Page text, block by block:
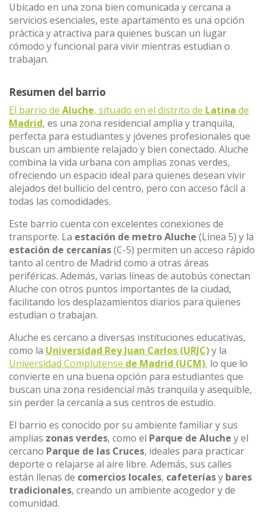
Ubicado en una zona bien comunicada y cercana a
servicios esenciales, este apartamento es una opción
práctica y atractiva para quienes buscan un lugar
cómodo y funcional para vivir mientras estudian o
trabajan.
Resumen del barrio
El barrio de Aluche, situado en el distrito de Latina de
Madrid, es una zona residencial amplia y tranquila,
perfecta para estudiantes y jóvenes profesionales que
buscan un ambiente relajado y bien conectado. Aluche
combina la vida urbana con amplias zonas verdes,
ofreciendo un espacio ideal para quienes desean vivir
alejados del bullicio del centro, pero con acceso fácil a
todas las comodidades.
Este barrio cuenta con excelentes conexiones de
transporte. La estación de metro Aluche (Línea 5) y la
estación de cercanías(C-5) permiten un acceso rápido
tanto al centro de Madrid como a otras áreas
periféricas. Además, varias líneas de autobús conectan
Aluche con otros puntos importantes de la ciudad,
facilitando los desplazamientos diarios para quienes
estudian o trabajan.
Aluche es cercano a diversas instituciones educativas,
como la Universidad Rey Juan Carlos (URJC)y la
Universidad Complutense de Madrid (UCM), lo que lo
convierte en una buena opción para estudiantes que
buscan una zona residencial más tranquila y asequible,
sin perder la cercanía a sus centros de estudio.
El barrio es conocido por su ambiente familiar y sus
amplias zonas verdes, como el Parque de Aluche y el
cercano Parque de las Cruces, ideales para practicar
deporte o relajarse al aire libre. Además, sus calles
están llenas de comercios locales, cafeteríasy bares
tradicionales, creando un ambiente acogedor y de
comunidad.